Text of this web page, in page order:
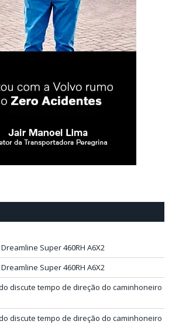
Dreamline Super 460RH A6X2
Dreamline Super 460RH A6X2
discute tempo de direção do caminhoneiro
discute tempo de direção do caminhoneiro